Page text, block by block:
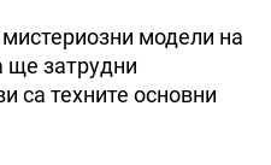
модели на
ще затрудни
са техните основни